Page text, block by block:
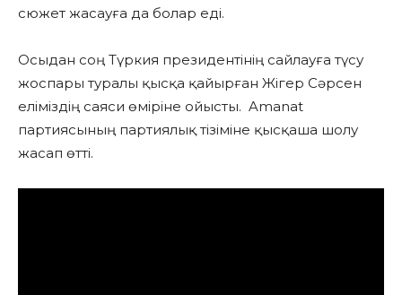
сюжет жасауға да болар еді.
Осыдан соң Түркия президентінің сайлауға түсу
жоспары туралы қысқа қайырған Жігер Сәрсен
еліміздің саяси өміріне ойысты. Amanat
партиясының партиялық тізіміне қысқаша шолу
жасап өтті.